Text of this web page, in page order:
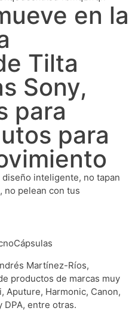
en la
Tilta
Sony,
para
para
inteligente, no tapan
no pelean con tus
Martínez-Ríos,
productos de marcas muy
Aputure, Harmonic, Canon,
DPA, entre otras.